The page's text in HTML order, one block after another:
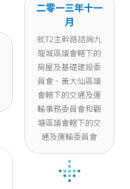
二零一三年十一
月
就T2主幹路諮詢九
龍城區議會轄下的
房屋及基礎建設委
員會、黃大仙區議
會轄下的交通及運
輸事務委員會和觀
塘區議會轄下的交
通及運輸委員會